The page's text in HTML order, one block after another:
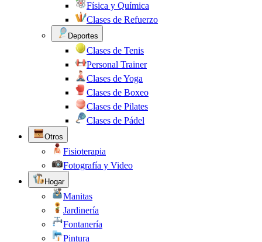
Física y Química
Clases de Refuerzo
Deportes
Clases de Tenis
Personal Trainer
Clases de Yoga
Clases de Boxeo
Clases de Pilates
Clases de Pádel
Otros
Fisioterapia
Fotografía y Video
Hogar
Manitas
Jardinería
Fontanería
Pintura